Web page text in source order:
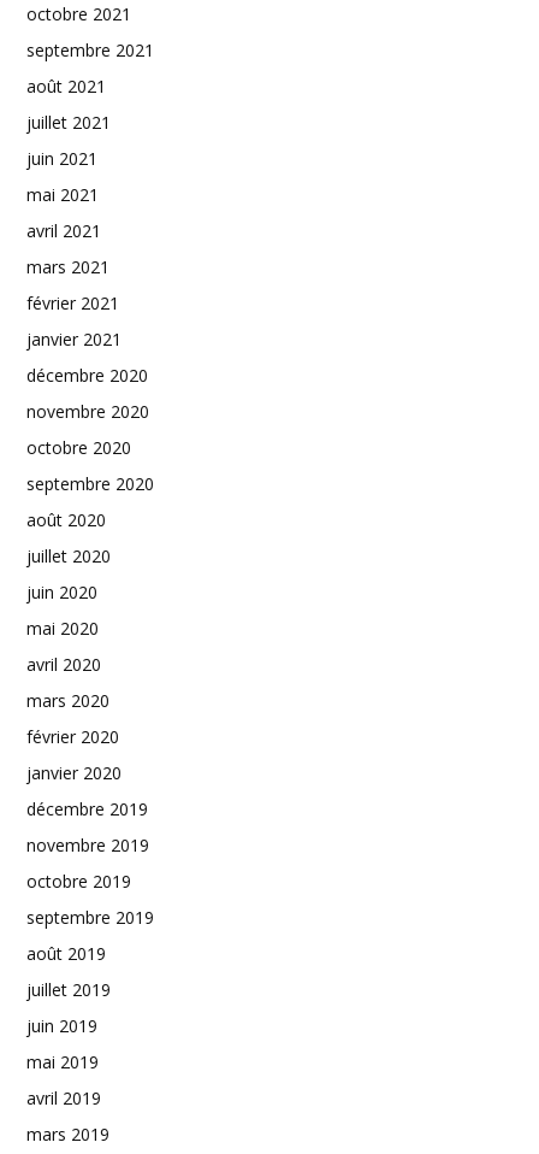
octobre 2021
septembre 2021
août 2021
juillet 2021
juin 2021
mai 2021
avril 2021
mars 2021
février 2021
janvier 2021
décembre 2020
novembre 2020
octobre 2020
septembre 2020
août 2020
juillet 2020
juin 2020
mai 2020
avril 2020
mars 2020
février 2020
janvier 2020
décembre 2019
novembre 2019
octobre 2019
septembre 2019
août 2019
juillet 2019
juin 2019
mai 2019
avril 2019
mars 2019